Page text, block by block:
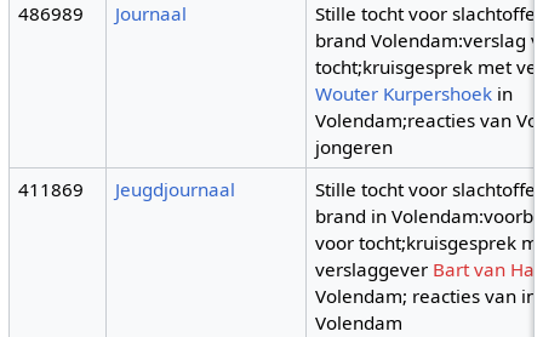
486989
Journaal
Stille tocht voor
brand Volendam:verslag
tocht;kruisgesprek met
Wouter Kurpershoek in
Volendam;reacties van
jongeren
411869
Jeugdjournaal
Stille tocht voor
brand in
voor tocht;kruisgesprek
verslaggever Bart van
Volendam; reacties van
Volendam